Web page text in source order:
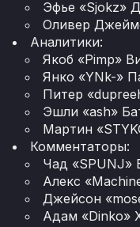
Эфье «Sjokz»
Оливер
Аналитики:
Якоб «Pimp»
Янко «YNk-»
Питер
Эшли «ash»
Мартин
Комментаторы:
Чад «SPUNJ»
Алекс
Джейсон
Адам «Dinko»